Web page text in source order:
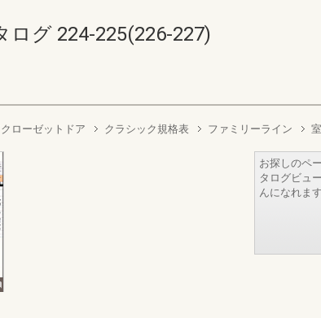
ログ 224-225(226-227)
ローゼットドア クラシック規格表 ファミリーライン
お探しのペ
タログビュ
んになれます